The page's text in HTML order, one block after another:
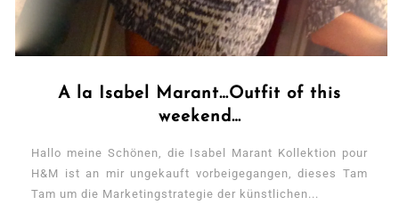
A la Isabel Marant…Outfit of this
weekend…
Hallo meine Schönen, die Isabel Marant Kollektion pour
H&M ist an mir ungekauft vorbeigegangen, dieses Tam
Tam um die Marketingstrategie der künstlichen...